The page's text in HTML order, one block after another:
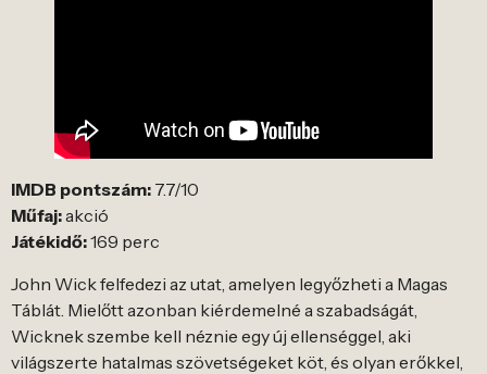
IMDB pontszám: 7.7/10
Műfaj:akció
Játékidő:169 perc
John Wick felfedezi az utat, amelyen legyőzheti a Magas
Táblát. Mielőtt azonban kiérdemelné a szabadságát,
Wicknek szembe kell néznie egy új ellenséggel, aki
világszerte hatalmas szövetségeket köt, és olyan erőkkel,